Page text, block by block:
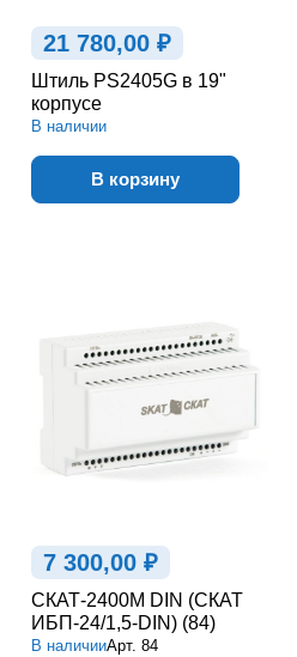
21 780,00 ₽
Штиль PS2405G в 19"
корпусе
В наличии
В корзину
7 300,00 ₽
СКАТ-2400М DIN (СКАТ
ИБП-24/1,5-DIN) (84)
В наличииАрт. 84